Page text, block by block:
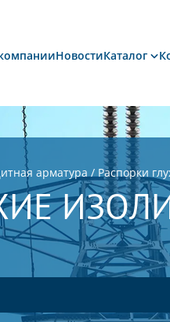
НовостиКаталог
арматура / Распорки